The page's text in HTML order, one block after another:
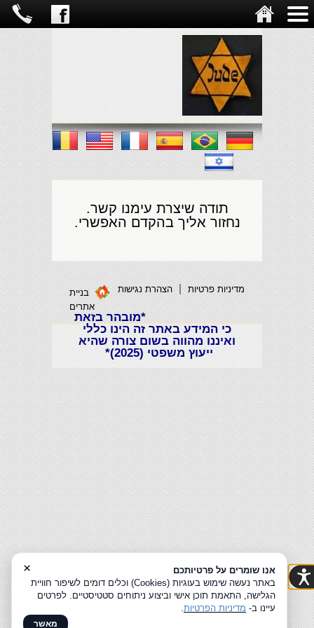
תודה שיצרת עימנו קשר.
נחזור אליך בהקדם האפשרי.
מדיניות פרטיות הצהרת נגישות
בניית
אתרים
*מובהר בזאת
כי המידע באתר זה הינו כללי
ואיננו מהווה בשום צורה שהיא
ייעוץ משפטי (2025)*
×
אנו שומרים על פרטיותכם
באתר נעשה שימוש בעוגיות (Cookies) וכלים דומים לשיפור חוויית
הגלישה, התאמת תוכן אישי וביצוע ניתוחים סטטיסטיים. לפרטים
עיינו ב- מדיניות הפרטיות.
מאשר